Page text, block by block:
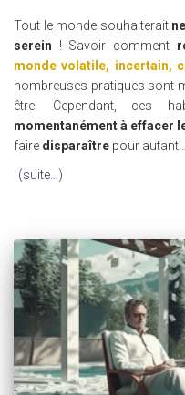
Tout le monde souhaiterait
serein ! Savoir comment
monde volatile, incertain,
nombreuses pratiques sont
être. Cependant, ces
momentanément à effacer
faire disparaître pour autant…
(suite…)